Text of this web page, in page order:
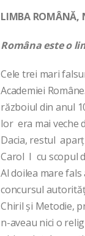
LIMBA ROMÂNĂ,
Româna este o
Cele trei mari
Academiei
războiul din anul
lor era mai veche
Dacia, restul
Carol I cu scopul
Al doilea mare
concursul
Chiril și Metodie,
n-aveau nici o